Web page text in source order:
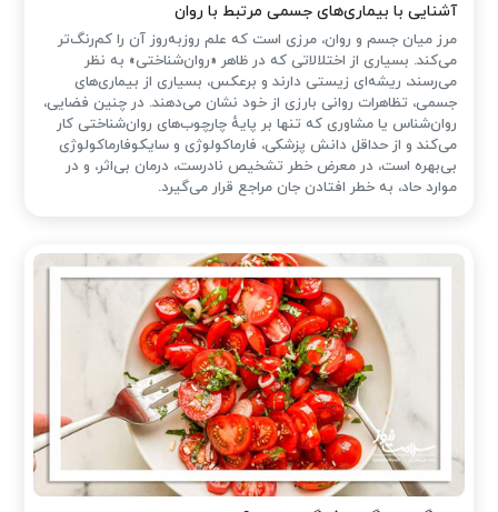
آشنایی با بیماری‌های جسمی مرتبط با روان
مرز میان جسم و روان، مرزی است که علم روزبه‌روز آن را کم‌رنگ‌تر
می‌کند. بسیاری از اختلالاتی که در ظاهر «روان‌شناختی» به نظر
می‌رسند، ریشه‌ای زیستی دارند و برعکس، بسیاری از بیماری‌های
جسمی، تظاهرات روانی بارزی از خود نشان می‌دهند. در چنین فضایی،
روان‌شناس یا مشاوری که تنها بر پایهٔ چارچوب‌های روان‌شناختی کار
می‌کند و از حداقل دانش پزشکی، فارماکولوژی و سایکوفارماکولوژی
بی‌بهره است، در معرض خطر تشخیص نادرست، درمان بی‌اثر، و در
موارد حاد، به خطر افتادن جان مراجع قرار می‌گیرد.